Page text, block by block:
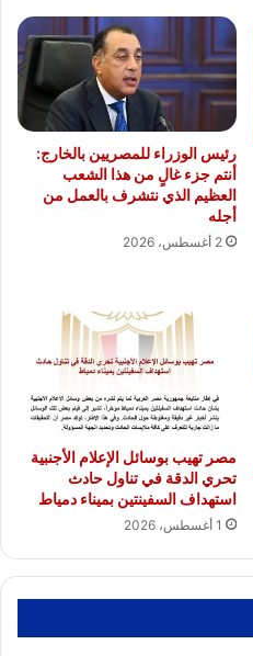
رئيس الوزراء للمصريين بالخارج:
أنتم جزء غالٍ من هذا الشعب
العظيم الذي نتشرف بالعمل من
أجله
2 أغسطس، 2026
مصر تهيب بوسائل الإعلام الأجنبية
تحري الدقة في تناول حادث
استهداف السفينتين بميناء دمياط
1 أغسطس، 2026